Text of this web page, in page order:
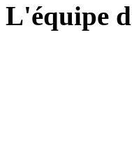
L'équipe